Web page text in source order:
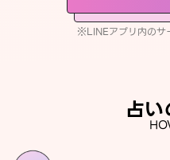
※LINEアプリ内のサ
占